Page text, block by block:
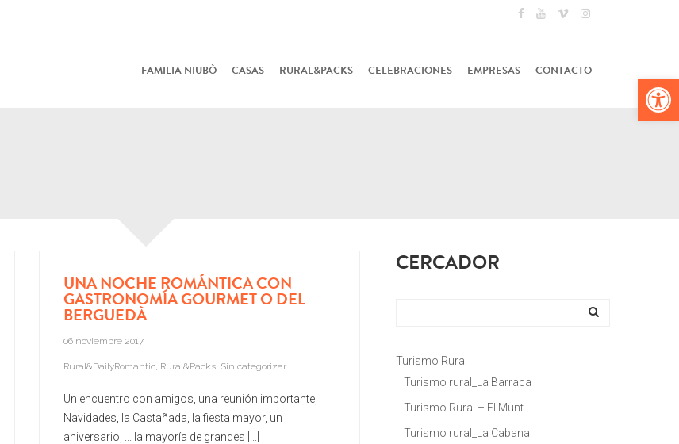
FAMILIA NIUBÒ CASAS RURAL&PACKS CELEBRACIONES EMPRESAS CONTACTO
UNA NOCHE ROMÁNTICA CON
GASTRONOMÍA GOURMET O DEL
BERGUEDÀ
06 noviembre 2017
Rural&DailyRomantic, Rural&Packs, Sin categorizar
Un encuentro con amigos, una reunión importante,
Navidades, la Castañada, la fiesta mayor, un
aniversario, ... la mayoría de grandes [...]
CERCADOR
Turismo Rural
Turismo rural_La Barraca
Turismo Rural – El Munt
Turismo rural_La Cabana